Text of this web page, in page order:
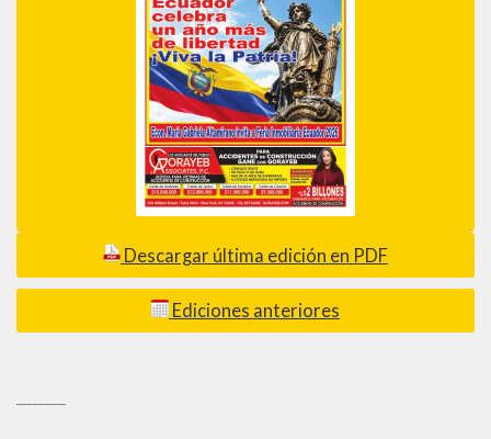
Descargar última edición en PDF
Ediciones anteriores